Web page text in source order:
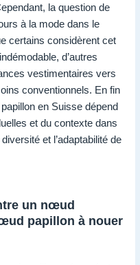
la question de
à la mode dans le
certains considèrent cet
d’autres
vestimentaires vers
conventionnels. En fin
en Suisse dépend
et du contexte dans
et l’adaptabilité de
un nœud
papillon à nouer